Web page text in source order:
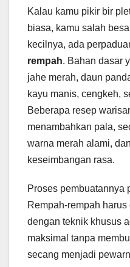
Kalau kamu pikir bir
biasa, kamu salah
kecilnya, ada
rempah. Bahan dasar
jahe merah, daun
kayu manis, cengkeh,
Beberapa resep
menambahkan pala,
warna merah alami,
keseimbangan rasa.
Proses pembuatannya
Rempah-rempah
dengan teknik khusus
maksimal tanpa
secang menjadi